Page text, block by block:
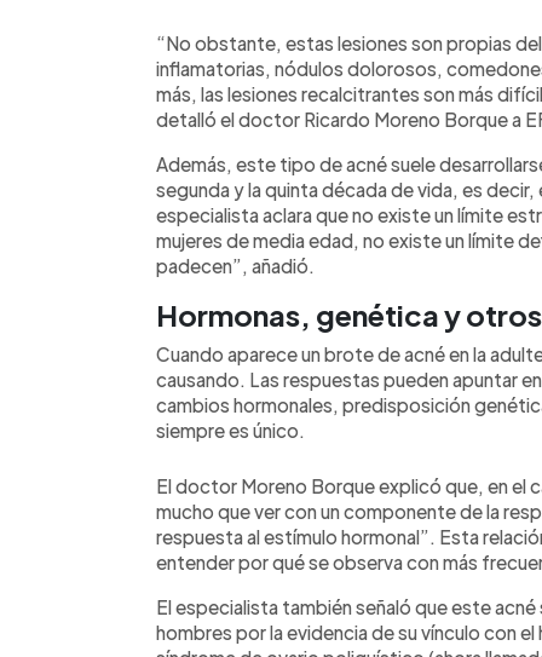
“No obstante, estas lesiones son propias
inflamatorias, nódulos dolorosos,
más, las lesiones recalcitrantes son más
detalló el doctor Ricardo Moreno Borque a
Además, este tipo de acné suele
segunda y la quinta década de vida, es
especialista aclara que no existe un límite
mujeres de media edad, no existe un límite
padecen”, añadió.
Hormonas, genética y
Cuando aparece un brote de acné en la
causando. Las respuestas pueden apuntar
cambios hormonales, predisposición
siempre es único.
El doctor Moreno Borque explicó que, en el
mucho que ver con un componente de la
respuesta al estímulo hormonal”. Esta
entender por qué se observa con más
El especialista también señaló que este
hombres por la evidencia de su vínculo con